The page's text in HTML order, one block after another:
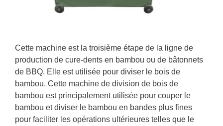
Cette machine est la troisième étape de la ligne de
production de cure-dents en bambou ou de bâtonnets
de BBQ. Elle est utilisée pour diviser le bois de
bambou. Cette machine de division de bois de
bambou est principalement utilisée pour couper le
bambou et diviser le bambou en bandes plus fines
pour faciliter les opérations ultérieures telles que le